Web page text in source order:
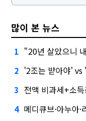
많이 본 뉴스
1 "20년 살았으니
2 '2조는 받아야'
3 전액 비과세+소
4 메디큐브·아누아